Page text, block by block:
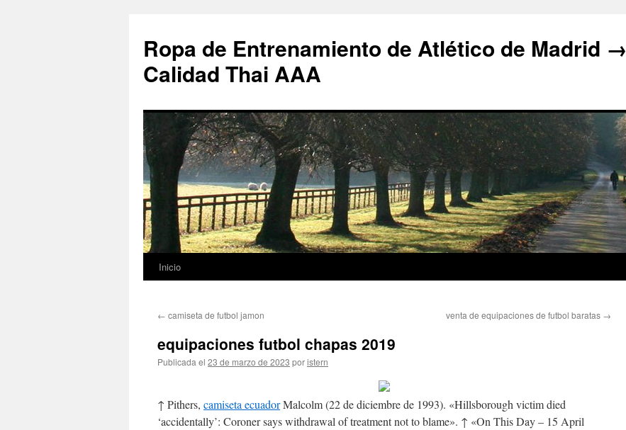
Ropa de Entrenamiento de Atlético de Madrid →
Calidad Thai AAA
Saltar
contenido
Inicio
← camiseta de futbol jamon venta de equipaciones de futbol baratas →
equipaciones futbol chapas 2019
Publicada el 23 de marzo de 2023 poristern
↑ Pithers, camiseta ecuadorMalcolm (22 de diciembre de 1993). «Hillsborough victim died
‘accidentally’: Coroner says withdrawal of treatment not to blame». ↑ «On This Day – 15 April